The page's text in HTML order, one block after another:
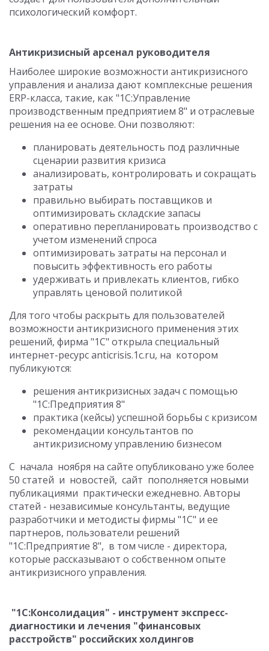
психологический комфорт.
Антикризисный арсенал руководителя
Наиболее широкие возможности антикризисного
управления и анализа дают комплексные решения
ERP-класса, такие, как "1С:Управление
производственным предприятием 8" и отраслевые
решения на ее основе. Они позволяют:
планировать деятельность под различные
сценарии развития кризиса
анализировать, контролировать и сокращать
затраты
правильно выбирать поставщиков и
оптимизировать складские запасы
оперативно перепланировать производство с
учетом изменений спроса
оптимизировать затраты на персонал и
повысить эффективность его работы
удерживать и привлекать клиентов, гибко
управлять ценовой политикой
Для того чтобы раскрыть для пользователей
возможности антикризисного применения этих
решений, фирма "1С" открыла специальный
интернет-ресурс anticrisis.1c.ru, на котором
публикуются:
решения антикризисных задач с помощью
"1С:Предприятия 8"
практика (кейсы) успешной борьбы с кризисом
рекомендации консультантов по
антикризисному управлению бизнесом
С начала ноября на сайте опубликовано уже более
50 статей и новостей, сайт пополняется новыми
публикациями практически ежедневно. Авторы
статей - независимые консультанты, ведущие
разработчики и методисты фирмы "1С" и ее
партнеров, пользователи решений
"1С:Предприятие 8", в том числе - директора,
которые рассказывают о собственном опыте
антикризисного управления.
"1С:Консолидация" - инструмент экспресс-
диагностики и лечения "финансовых
расстройств" российских холдингов